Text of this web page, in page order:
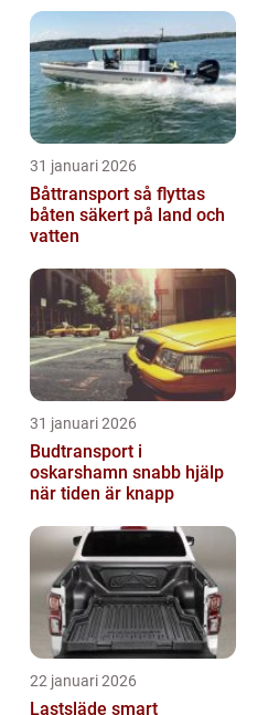
31 januari 2026
Båttransport så flyttas
båten säkert på land och
vatten
31 januari 2026
Budtransport i
oskarshamn snabb hjälp
när tiden är knapp
22 januari 2026
Lastsläde smart